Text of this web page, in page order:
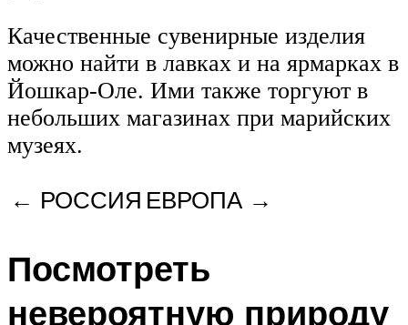
Качественные сувенирные изделия
можно найти в лавках и на ярмарках в
Йошкар-Оле. Ими также торгуют в
небольших магазинах при марийских
музеях.
← РОССИЯ ЕВРОПА →
Посмотреть
невероятную природу